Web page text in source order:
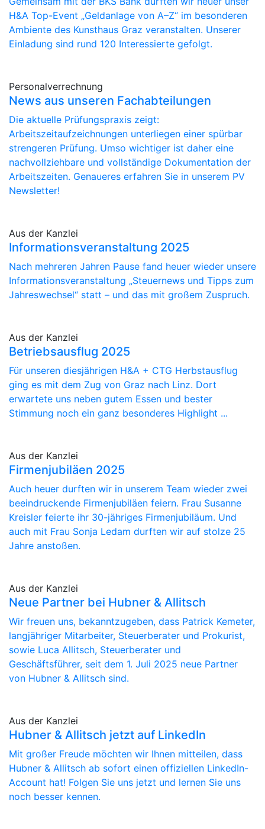
H&A Top-Event „Geldanlage von A–Z“ im besonderen
Ambiente des Kunsthaus Graz veranstalten. Unserer
Einladung sind rund 120 Interessierte gefolgt.
Personalverrechnung
News aus unseren Fachabteilungen
Die aktuelle Prüfungspraxis zeigt:
Arbeitszeitaufzeichnungen unterliegen einer spürbar
strengeren Prüfung. Umso wichtiger ist daher eine
nachvollziehbare und vollständige Dokumentation der
Arbeitszeiten. Genaueres erfahren Sie in unserem PV
Newsletter!
Aus der Kanzlei
Informationsveranstaltung 2025
Nach mehreren Jahren Pause fand heuer wieder unsere
Informationsveranstaltung „Steuernews und Tipps zum
Jahreswechsel“ statt – und das mit großem Zuspruch.
Aus der Kanzlei
Betriebsausflug 2025
Für unseren diesjährigen H&A + CTG Herbstausflug
ging es mit dem Zug von Graz nach Linz. Dort
erwartete uns neben gutem Essen und bester
Stimmung noch ein ganz besonderes Highlight ...
Aus der Kanzlei
Firmenjubiläen 2025
Auch heuer durften wir in unserem Team wieder zwei
beeindruckende Firmenjubiläen feiern. Frau Susanne
Kreisler feierte ihr 30-jähriges Firmenjubiläum. Und
auch mit Frau Sonja Ledam durften wir auf stolze 25
Jahre anstoßen.
Aus der Kanzlei
Neue Partner bei Hubner & Allitsch
Wir freuen uns, bekanntzugeben, dass Patrick Kemeter,
langjähriger Mitarbeiter, Steuerberater und Prokurist,
sowie Luca Allitsch, Steuerberater und
Geschäftsführer, seit dem 1. Juli 2025 neue Partner
von Hubner & Allitsch sind.
Aus der Kanzlei
Hubner & Allitsch jetzt auf LinkedIn
Mit großer Freude möchten wir Ihnen mitteilen, dass
Hubner & Allitsch ab sofort einen offiziellen LinkedIn-
Account hat! Folgen Sie uns jetzt und lernen Sie uns
noch besser kennen.